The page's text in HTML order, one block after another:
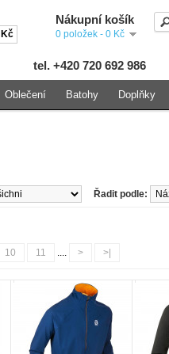
Kč
Nákupní košík
0 položek - 0 Kč
tel. +420 720 692 986
Řadit podle:
10 11 .... > >|
Oblečení Batohy Doplňky